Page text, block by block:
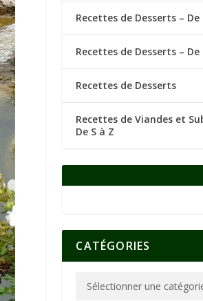
Recettes de Desserts – De
Recettes de Desserts – De
Recettes de Desserts
Recettes de Viandes et
De S à Z
CATÉGORIES